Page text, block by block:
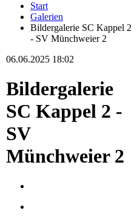
Start
Galerien
Bildergalerie SC Kappel 2
- SV Münchweier 2
06.06.2025 18:02
Bildergalerie
SC Kappel 2 -
SV
Münchweier 2